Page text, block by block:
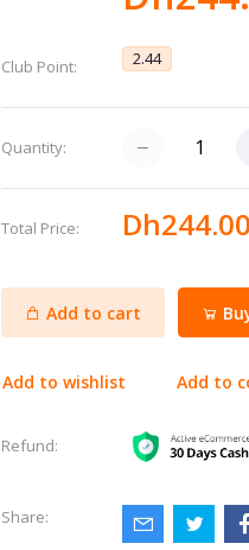
Club Point: 2.44
Quantity:
Total Price: Dh244.00
Add to cart
Add to wishlist Add to
Refund:
Share: